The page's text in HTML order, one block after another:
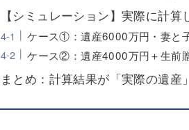
【シミュレーション】実際に計算
ケース①：遺産6000万円・妻と
ケース②：遺産4000万円＋生前
まとめ：計算結果が「実際の遺産